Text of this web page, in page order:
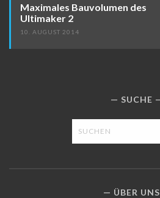
Maximales Bauvolumen des
Ultimaker 2
10. AUGUST 2014
SUCHE
ÜBER UNS